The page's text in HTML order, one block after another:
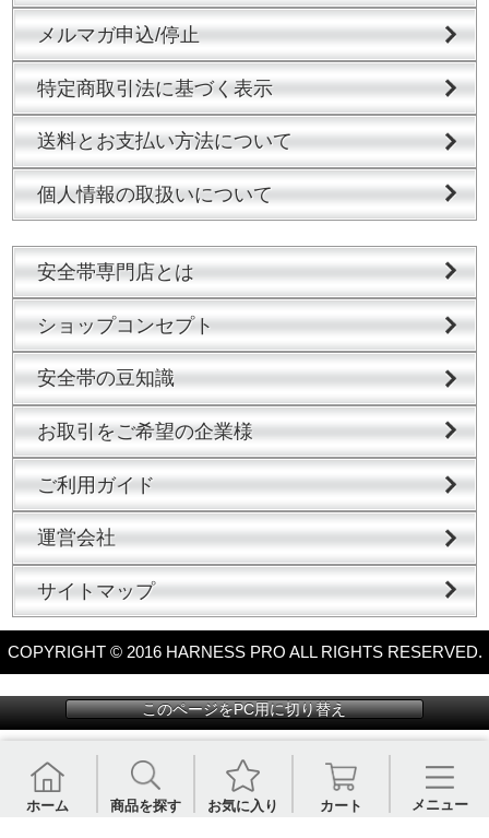
メルマガ申込/停止
特定商取引法に基づく表示
送料とお支払い方法について
個人情報の取扱いについて
ホーム 商品を探す お気に入り カート メニュー
安全帯専門店とは
ショップコンセプト
安全帯の豆知識
お取引をご希望の企業様
ご利用ガイド
運営会社
サイトマップ
COPYRIGHT © 2016 HARNESS PRO ALL RIGHTS RESERVED.
このページをPC用に切り替え